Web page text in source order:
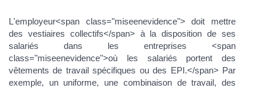
L'employeur<span class="miseenevidence"> doit mettre
des vestiaires collectifs</span> à la disposition de ses
salariés dans les entreprises <span
class="miseenevidence">où les salariés portent des
vêtements de travail spécifiques ou des EPI.</span> Par
exemple, un uniforme, une combinaison de travail, des